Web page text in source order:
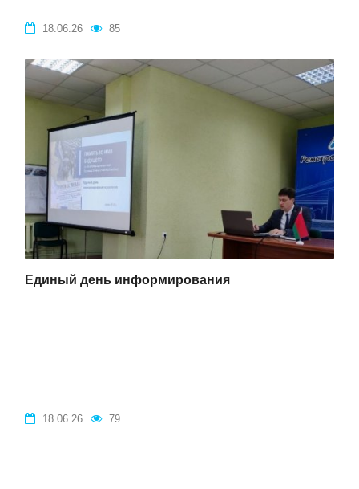
18.06.26 85
Единый день информирования
18.06.26 79